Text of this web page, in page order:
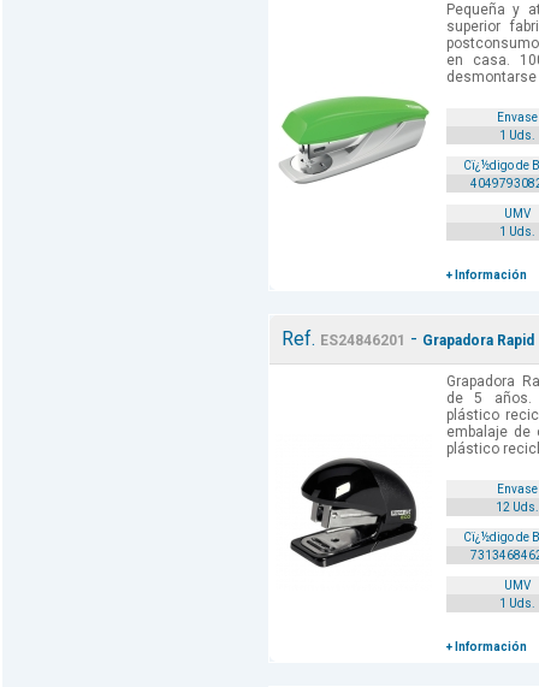
Pequeña y
superior
en casa.
desmontarse
Envase
1 Uds.
Cï¿½digo de
UMV
1 Uds.
+ Información
Ref. ES24846201 - Grapadora
Grapadora
de 5 años.
plástico
embalaje de
plástico
Envase
12 Uds.
Cï¿½digo de
UMV
1 Uds.
+ Información